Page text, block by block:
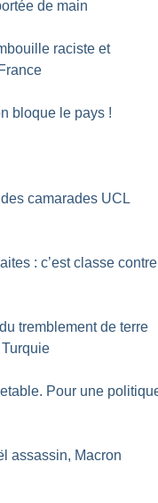
de main
raciste et
bloque le pays !
camarades UCL
: c’est classe contre
tremblement de terre
Pour une
assassin, Macron